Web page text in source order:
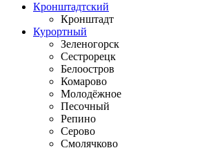
Кронштадтский
Кронштадт
Курортный
Зеленогорск
Сестрорецк
Белоостров
Комарово
Молодёжное
Песочный
Репино
Серово
Смолячково